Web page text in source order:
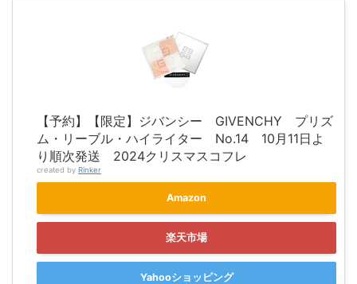
【予約】【限定】ジバンシー GIVENCHY プリズ
ム・リーブル・ハイライター No.14 10月11日よ
り順次発送 2024クリスマスコフレ
created by Rinker
Amazon
楽天市場
Yahooショッピング